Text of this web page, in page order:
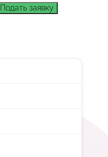
Подать заявку